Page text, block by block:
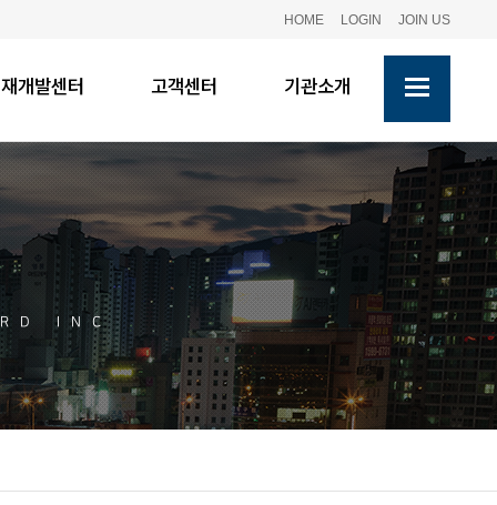
HOME LOGIN JOIN US
개발센터 고객센터 기관소개
INC